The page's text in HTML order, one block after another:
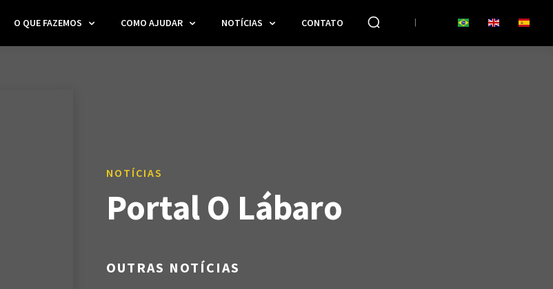
O QUE FAZEMOS COMO AJUDAR NOTÍCIAS CONTATO
NOTÍCIAS
Portal O Lábaro
OUTRAS NOTÍCIAS